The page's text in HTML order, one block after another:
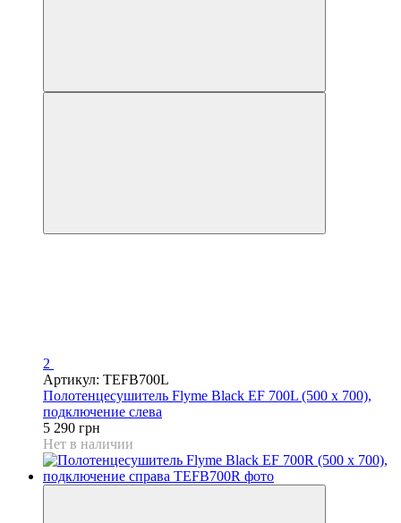
2
Артикул: TEFB700L
Полотенцесушитель Flyme Black EF 700L (500 х 700),
подключение слева
5 290 грн
Нет в наличии